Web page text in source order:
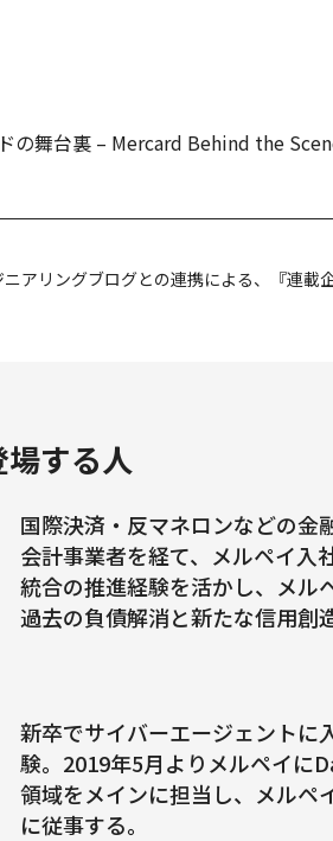
の舞台裏 – Mercard Behind the
アリングブログとの連携による、『連載
場する人
国際決済・反マネロンなどの金
会計事業者を経て、メルペイ入
統合の推進経験を活かし、メル
過去の負債解消と新たな信用創
新卒でサイバーエージェントに
験。2019年5月よりメルペイに
領域をメインに担当し、メル
に従事する。